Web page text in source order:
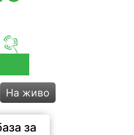
На живо
за